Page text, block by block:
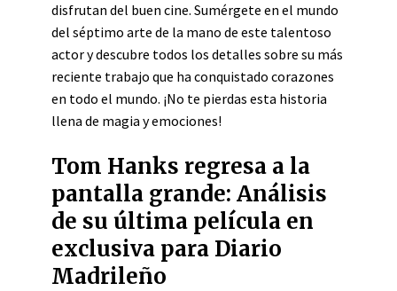
disfrutan del buen cine. Sumérgete en el mundo
del séptimo arte de la mano de este talentoso
actor y descubre todos los detalles sobre su más
reciente trabajo que ha conquistado corazones
en todo el mundo. ¡No te pierdas esta historia
llena de magia y emociones!
Tom Hanks regresa a la
pantalla grande: Análisis
de su última película en
exclusiva para Diario
Madrileño